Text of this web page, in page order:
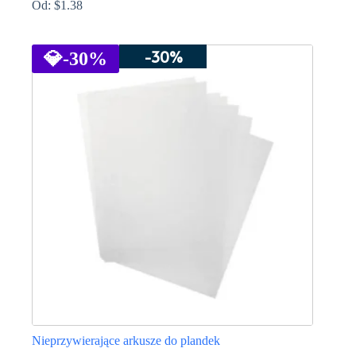
Od: $1.38
ma
wiele
💎-30% -30%
Nieprzywierające arkusze do plandek